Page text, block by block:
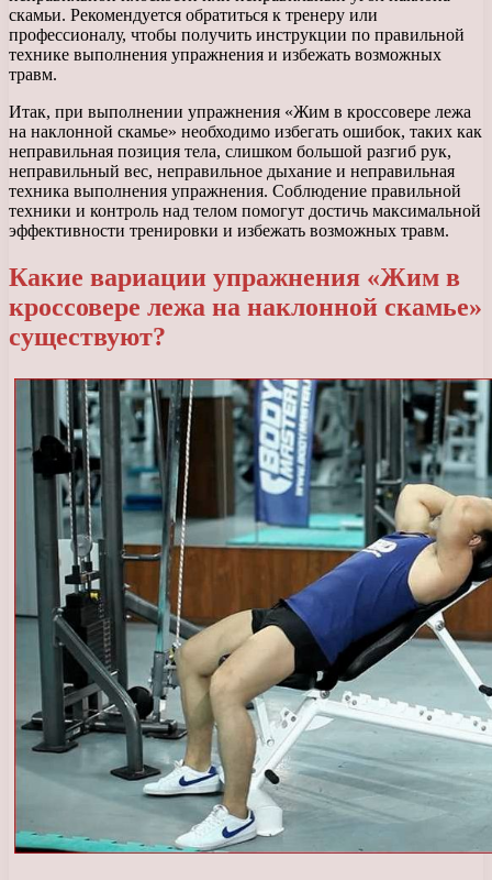
скамьи. Рекомендуется обратиться к тренеру или
профессионалу, чтобы получить инструкции по правильной
технике выполнения упражнения и избежать возможных
травм.
Итак, при выполнении упражнения «Жим в кроссовере лежа
на наклонной скамье» необходимо избегать ошибок, таких как
неправильная позиция тела, слишком большой разгиб рук,
неправильный вес, неправильное дыхание и неправильная
техника выполнения упражнения. Соблюдение правильной
техники и контроль над телом помогут достичь максимальной
эффективности тренировки и избежать возможных травм.
Какие вариации упражнения «Жим в
кроссовере лежа на наклонной скамье»
существуют?